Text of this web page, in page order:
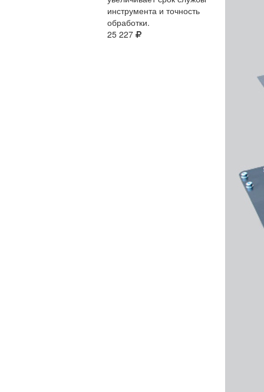
инструмента и точность
обработки.
25 227